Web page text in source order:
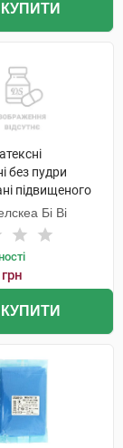
без пудри
підвищеного
7-8 1 пара
Бі Ві
грн